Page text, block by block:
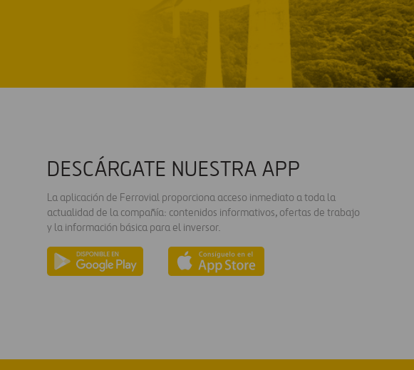
DESCÁRGATE NUESTRA APP
La aplicación de Ferrovial proporciona acceso inmediato a toda la
actualidad de la compañía: contenidos informativos, ofertas de trabajo
y la información básica para el inversor.